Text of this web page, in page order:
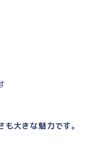
大きな魅力です。